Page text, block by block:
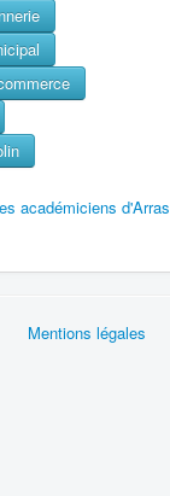
académiciens d'Arras
Mentions légales